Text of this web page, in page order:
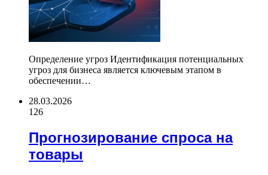
Определение угроз Идентификация потенциальных
угроз для бизнеса является ключевым этапом в
обеспечении…
28.03.2026
126
Прогнозирование спроса на
товары